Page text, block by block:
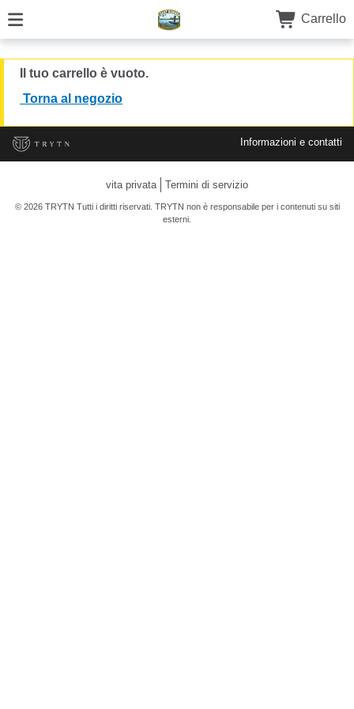
Carrello
Il tuo carrello è vuoto.
Torna al negozio
Informazioni e contatti
vita privata Termini di servizio
© 2026 TRYTN Tutti i diritti riservati. TRYTN non è responsabile per i contenuti su siti
esterni.